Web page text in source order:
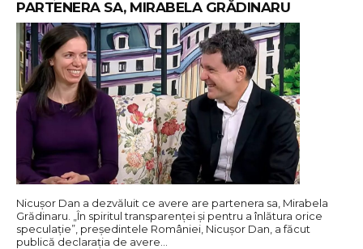
PARTENERA SA, MIRABELA GRĂDINARU
Nicușor Dan a dezvăluit ce avere are partenera sa, Mirabela
Grădinaru. „În spiritul transparenței și pentru a înlătura orice
speculație”, președintele României, Nicușor Dan, a făcut
publică declarația de avere…